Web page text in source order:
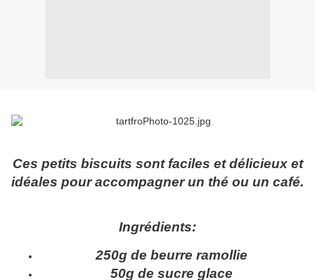
Ces petits biscuits sont faciles et délicieux et
idéales pour accompagner un thé ou un café.
Ingrédients:
250g de beurre ramollie
50g de sucre glace